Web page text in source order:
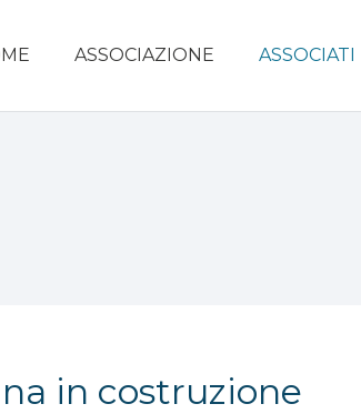
ASSOCIAZIONE ASSOCIATI
in costruzione